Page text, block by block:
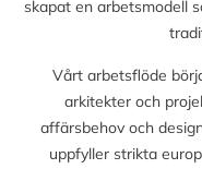
skapat en arbetsmodell
Vårt arbetsflöde
arkitekter och
affärsbehov och
uppfyller strikta